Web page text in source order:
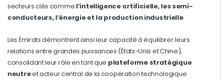
secteurs clés comme l’intelligence artificielle, les semi-
conducteurs, l’énergie et la production industrielle.
Les Émirats démontrent ainsi leur capacité à équilibrer leurs
relations entre grandes puissances (États-Unis et Chine),
consolidant leur rôle en tant que plateforme stratégique
neutreet acteur central de la coopération technologique